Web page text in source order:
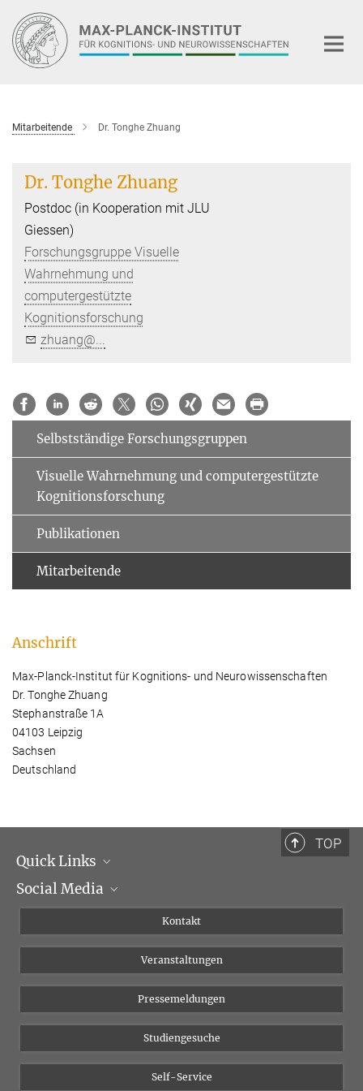
Hauptinhalt
Mitarbeitende Dr. Tonghe Zhuang
Dr. Tonghe Zhuang
Postdoc (in Kooperation mit JLU
Giessen)
Forschungsgruppe Visuelle
Wahrnehmung und
computergestützte
Kognitionsforschung
zhuang@...
Selbstständige Forschungsgruppen
Visuelle Wahrnehmung und computergestützte
Kognitionsforschung
Publikationen
Mitarbeitende
Anschrift
Max-Planck-Institut für Kognitions- und Neurowissenschaften
Dr. Tonghe Zhuang
Stephanstraße 1A
04103 Leipzig
Sachsen
Deutschland
TOP
Quick Links
Institutsleitung
Social Media
YouTube
Kontakt
Veranstaltungen
Pressemeldungen
Studiengesuche
Self-Service